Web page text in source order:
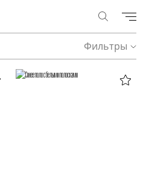
Фильтры